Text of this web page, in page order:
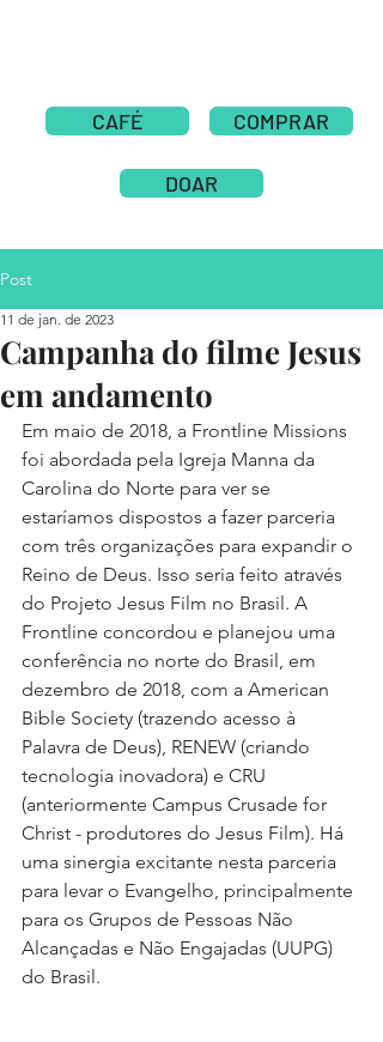
CAFÉ COMPRAR
DOAR
Post
Campanha do filme Jesus
em andamento
11 de jan. de 2023
Em maio de 2018, a Frontline Missions
foi abordada pela Igreja Manna da
Carolina do Norte para ver se
estaríamos dispostos a fazer parceria
com três organizações para expandir o
Reino de Deus. Isso seria feito através
do Projeto Jesus Film no Brasil. A
Frontline concordou e planejou uma
conferência no norte do Brasil, em
dezembro de 2018, com a American
Bible Society (trazendo acesso à
Palavra de Deus), RENEW (criando
tecnologia inovadora) e CRU
(anteriormente Campus Crusade for
Christ - produtores do Jesus Film). Há
uma sinergia excitante nesta parceria
para levar o Evangelho, principalmente
para os Grupos de Pessoas Não
Alcançadas e Não Engajadas (UUPG)
do Brasil.